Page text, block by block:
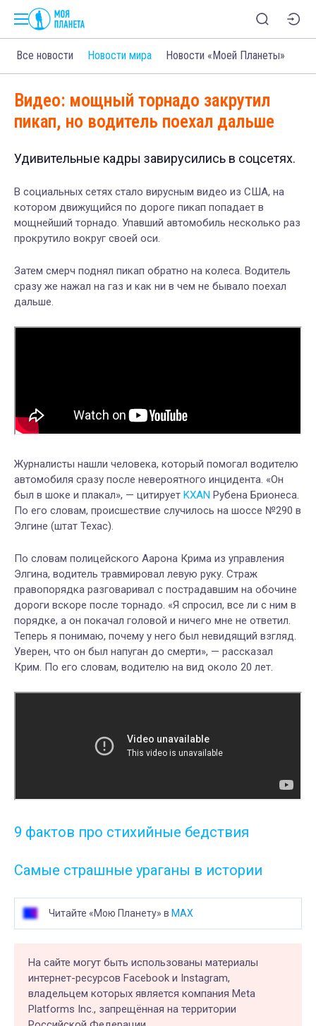
Все новости Новости мира Новости «Моей Планеты»
Видео: мощный торнадо закрутил
пикап, но водитель поехал дальше
Удивительные кадры завирусились в соцсетях.
В социальных сетях стало вирусным видео из США, на
котором движущийся по дороге пикап попадает в
мощнейший торнадо. Упавший автомобиль несколько раз
прокрутило вокруг своей оси.
Затем смерч поднял пикап обратно на колеса. Водитель
сразу же нажал на газ и как ни в чем не бывало поехал
дальше.
Журналисты нашли человека, который помогал водителю
автомобиля сразу после невероятного инцидента. «Он
был в шоке и плакал», — цитирует KXAN Рубена Брионеса.
По его словам, происшествие случилось на шоссе №290 в
Элгине (штат Техас).
По словам полицейского Аарона Крима из управления
Элгина, водитель травмировал левую руку. Страж
правопорядка разговаривал с пострадавшим на обочине
дороги вскоре после торнадо. «Я спросил, все ли с ним в
порядке, а он покачал головой и ничего мне не ответил.
Теперь я понимаю, почему у него был невидящий взгляд.
Уверен, что он был напуган до смерти», — рассказал
Крим. По его словам, водителю на вид около 20 лет.
9 фактов про стихийные бедствия
Самые страшные ураганы в истории
Читайте «Мою Планету» в MAX
На сайте могут быть использованы материалы
интернет-ресурсов Facebook и Instagram,
владельцем которых является компания Meta
Platforms Inc., запрещённая на территории